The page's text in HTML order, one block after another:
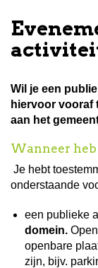
Wil je een
hiervoor vooraf
aan het
Wanneer
Je hebt
onderstaande
een publieke
domein.
openbare
zijn, bijv.